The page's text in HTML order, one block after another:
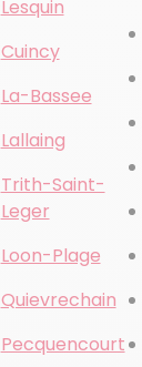
Lesquin
Cuincy
La-Bassee
Lallaing
Trith-Saint-
Leger
Loon-Plage
Quievrechain
Pecquencourt